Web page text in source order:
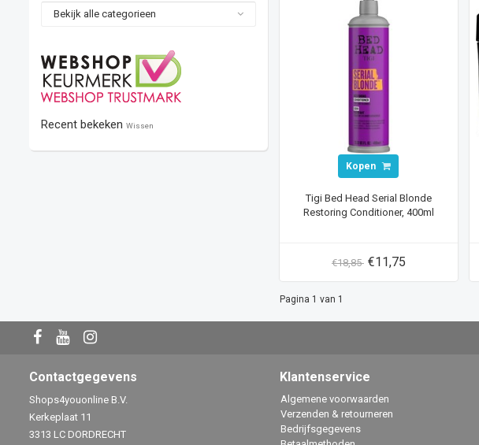
Bekijk alle categorieen
Recent bekeken Wissen
Kopen
Tigi Bed Head Serial Blonde
Restoring Conditioner, 400ml
€18,85 €11,75
Pagina 1 van 1
Contactgegevens
Shops4youonline B.V.
Kerkeplaat 11
3313 LC DORDRECHT
Klantenservice
Algemene voorwaarden
Verzenden & retourneren
Bedrijfsgegevens